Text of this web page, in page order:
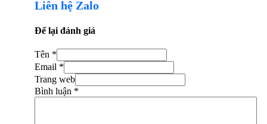
Liên hệ Zalo
Để lại đánh giá
Tên *
Email *
Trang web
Bình luận *